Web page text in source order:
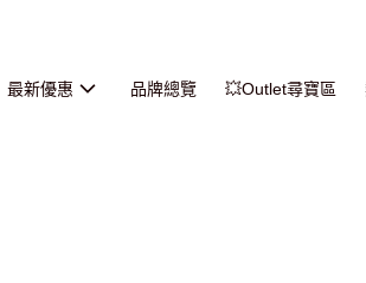
最新優惠 品牌總覽 💥Outlet尋寶區